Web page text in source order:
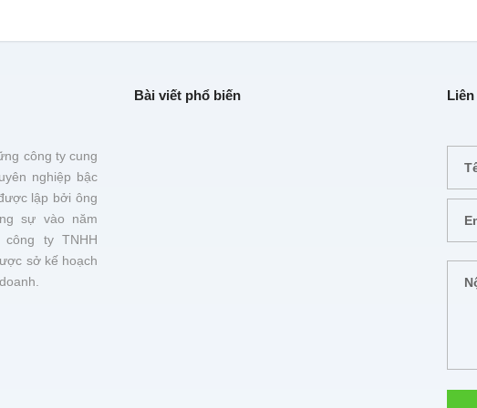
công ty cung
nghiệp bậc
lập bởi ông
sự vào năm
ty TNHH
sở kế hoạch
Bài viết phổ biến Liên